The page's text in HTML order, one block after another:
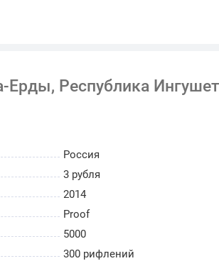
Ерды, Республика
Россия
3 рубля
2014
Proof
5000
300 рифлений